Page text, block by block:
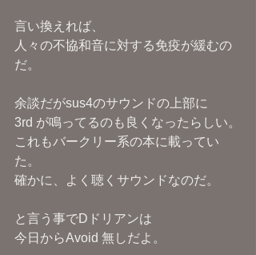
言い換えれば、
人々の不協和音に対する免疫が緩むの
だ。
余談だがsus4のサウンドの上部に
3rd が鳴ってるのも良くなったらしい。
これもバークリー系の本に載ってい
た。
確かに、よく聴くサウンドなのだ。
と言う事でDドリアンは
今日からAvoid 無しだよ。